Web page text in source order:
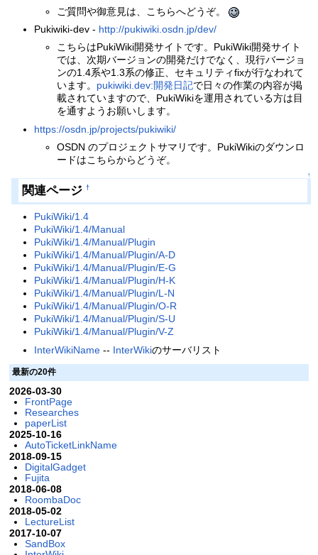
ご質問や御意見は、こちらへどうぞ。
Pukiwiki-dev - http://pukiwiki.osdn.jp/dev/
こちらはPukiWiki開発サイトです。PukiWiki開発サイト
では、次期バージョンの開発だけでなく、現行バージョ
ンの1.4系や1.3系の修正、セキュリティfixが行なわれて
います。 pukiwiki.dev:開発日記で日々の作業の内容が掲
載されていますので、PukiWikiを運用されている方は目
を通すようお願いします。
https://osdn.jp/projects/pukiwiki/
OSDN のプロジェクトサマリです。PukiWikiのダウンロ
ードはこちらからどうぞ。
↑
関連ページ †
PukiWiki/1.4
PukiWiki/1.4/Manual
PukiWiki/1.4/Manual/Plugin
PukiWiki/1.4/Manual/Plugin/A-D
PukiWiki/1.4/Manual/Plugin/E-G
PukiWiki/1.4/Manual/Plugin/H-K
PukiWiki/1.4/Manual/Plugin/L-N
PukiWiki/1.4/Manual/Plugin/O-R
PukiWiki/1.4/Manual/Plugin/S-U
PukiWiki/1.4/Manual/Plugin/V-Z
InterWikiName -- InterWikiのサーバリスト
最新の20件
2026-03-30
FrontPage
Researches
paperList
2025-10-16
AutoTicketLinkName
2018-09-15
DigitalGadget
Fujita
2018-06-08
RoombaDoc
2018-05-02
LectureList
2017-10-07
SandBox